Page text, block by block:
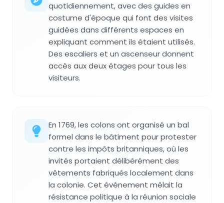
quotidiennement, avec des guides en
costume d'époque qui font des visites
guidées dans différents espaces en
expliquant comment ils étaient utilisés.
Des escaliers et un ascenseur donnent
accès aux deux étages pour tous les
visiteurs.
En 1769, les colons ont organisé un bal
formel dans le bâtiment pour protester
contre les impôts britanniques, où les
invités portaient délibérément des
vêtements fabriqués localement dans
la colonie. Cet événement mêlait la
résistance politique à la réunion sociale